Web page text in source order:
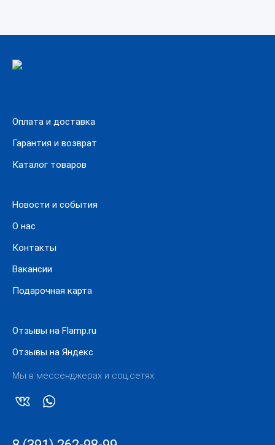
Оплата и доставка
Гарантия и возврат
Каталог товаров
Новости и события
О нас
Контакты
Вакансии
Подарочная карта
Отзывы на Flamp.ru
Отзывы на Яндекс
Мы в мессенджерах и соц.сетях: